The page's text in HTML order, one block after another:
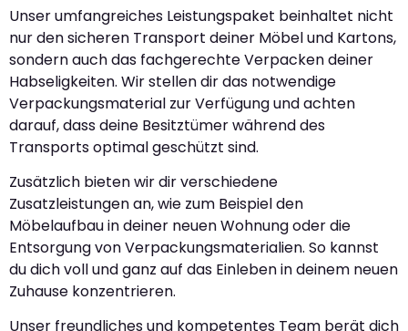
Unser umfangreiches Leistungspaket beinhaltet nicht
nur den sicheren Transport deiner Möbel und Kartons,
sondern auch das fachgerechte Verpacken deiner
Habseligkeiten. Wir stellen dir das notwendige
Verpackungsmaterial zur Verfügung und achten
darauf, dass deine Besitztümer während des
Transports optimal geschützt sind.
Zusätzlich bieten wir dir verschiedene
Zusatzleistungen an, wie zum Beispiel den
Möbelaufbau in deiner neuen Wohnung oder die
Entsorgung von Verpackungsmaterialien. So kannst
du dich voll und ganz auf das Einleben in deinem neuen
Zuhause konzentrieren.
Unser freundliches und kompetentes Team berät dich